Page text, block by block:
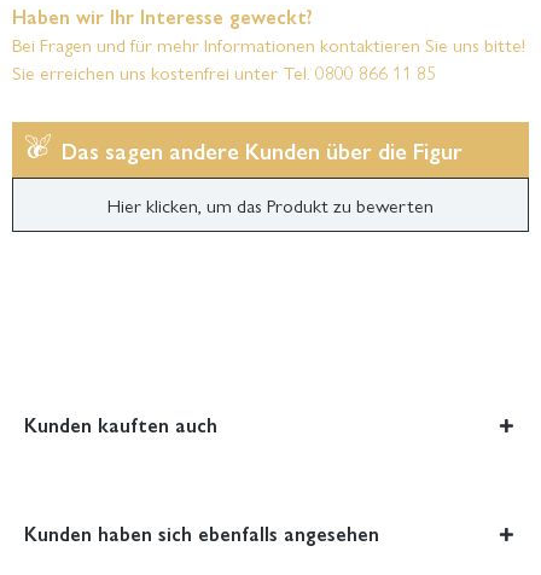
Haben wir Ihr Interesse geweckt?
Bei Fragen und für mehr Informationen kontaktieren Sie uns bitte!
Sie erreichen uns kostenfrei unter Tel. 0800 866 11 85
Das sagen andere Kunden über die Figur
Hier klicken, um das Produkt zu bewerten
Kunden kauften auch
Kunden haben sich ebenfalls angesehen